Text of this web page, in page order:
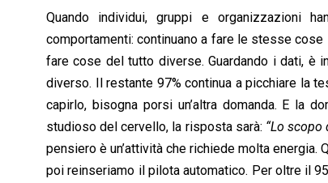
Quando individui, gruppi e organizzazioni
comportamenti: continuano a fare le stesse
fare cose del tutto diverse. Guardando i dati, è
diverso. Il restante 97% continua a picchiare la
capirlo, bisogna porsi un’altra domanda. E la
studioso del cervello, la risposta sarà: “Lo scopo
pensiero è un’attività che richiede molta
poi reinseriamo il pilota automatico. Per oltre il